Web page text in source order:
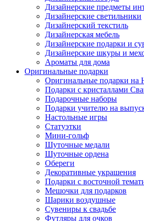
Дизайнерские предметы
Дизайнерские светильники
Дизайнерский текстиль
Дизайнерская мебель
Дизайнерские подарки и
Дизайнерские шкуры и
Ароматы для дома
Оригинальные подарки
Оригинальные подарки на
Подарки с кристаллами
Подарочные наборы
Подарки учителю на
Настольные игры
Статуэтки
Мини-гольф
Шуточные медали
Шуточные ордена
Обереги
Декоративные украшения
Подарки с восточной
Мешочки для подарков
Шарики воздушные
Сувениры к свадьбе
Футляры для очков